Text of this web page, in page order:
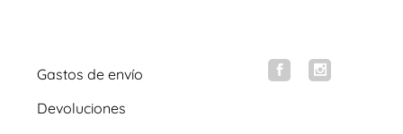
Gastos de envío
Devoluciones